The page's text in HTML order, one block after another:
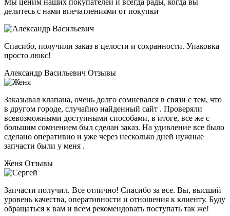
Мы ценим наших покупателей и всегда рады, когда вы
делитесь с нами впечатлениями от покупки
Спасибо, получили заказ в целости и сохранности. Упаковка
просто люкс!
Александр Васильевич Отзывы
Заказывал клапана, очень долго сомневался в связи с тем, что
в другом городе, случайно найденный сайт . Проверяли
всевозможными доступными способами, в итоге, все же с
большим сомнением был сделан заказ. На удивление все было
сделано оперативно и уже через несколько дней нужные
запчасти были у меня .
Женя Отзывы
Запчасти получил. Все отлично! Спасибо за все. Вы, высший
уровень качества, оперативности и отношения к клиенту. Буду
обращаться к вам и всем рекомендовать поступать так же!